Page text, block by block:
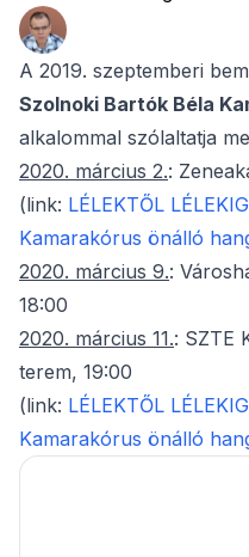
A 2019. szeptemberi
Szolnoki Bartók Béla
alkalommal szólaltatja
2020. március 2.:
(link: LÉLEKTŐL
Kamarakórus önálló
2020. március 9.:
18:00
2020. március 11.: SZTE
terem, 19:00
(link: LÉLEKTŐL
Kamarakórus önálló